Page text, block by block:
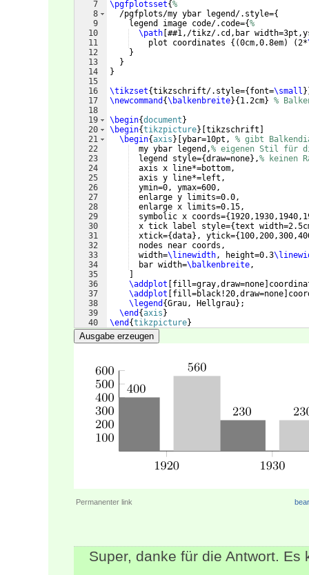
7
8
9
10
11
12
13
14
15
16
17
18
19
20
21
22
23
24
25
26
27
28
29
30
31
32
33
34
35
36
37
38
39
40
41
\pgfplotsset{%
  /pgfplots/my ybar legend/.style=
{
    legend image code/.code=
{%
\path ##1,/tikz/.cd,bar
    plot coordinates
{(0cm,0.8em) (2*
}
}
}
\tikzset{tikzschrift/.style={ font=\small
\newcommand {\balkenbreite}{ 1.2cm} %
\begin{document }
\begin{tikzpicture} tikzschrift
\begin{axis } ybar=10pt, % gibt
  my ybar legend,
% eigenen Stil für
  legend style=
{draw=none} ,% keinen
  axis x line*=bottom,
  axis y line*=left,
  ymin=0, ymax=600,
  enlarge y limits=0.0,
  enlarge x limits=0.15,
  symbolic x coords=
{
  x tick label style=
{text
  xtick=
{data} , ytick={
  nodes near coords,
  width=
\linewidth, height=0.3
  bar width=
\balkenbreite,
\addplot
fill=gray,draw=none
\addplot
fill=black!20,draw=none
\legend {Grau, Hellgrau} ;
\end {axis }
\end {tikzpicture}
\end{document
Ausgabe erzeugen
Permanenter link
Super, danke für die Antwort. Es